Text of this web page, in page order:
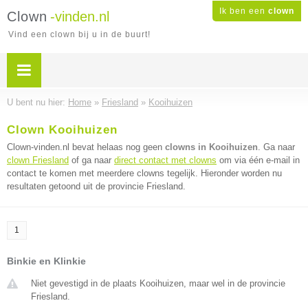
Ik ben een clown
Clown -vinden.nl
Vind een clown bij u in de buurt!
U bent nu hier: Home » Friesland » Kooihuizen
Clown Kooihuizen
Clown-vinden.nl bevat helaas nog geen clowns in Kooihuizen. Ga naar
clown Friesland of ga naar direct contact met clowns om via één e-mail in
contact te komen met meerdere clowns tegelijk. Hieronder worden nu
resultaten getoond uit de provincie Friesland.
1
Binkie en Klinkie
Niet gevestigd in de plaats Kooihuizen, maar wel in de provincie
Friesland.